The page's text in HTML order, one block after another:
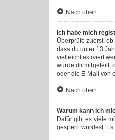
Nach oben
Ich habe mich
Überprüfe zuerst,
dass du unter 13
vielleicht aktiviert
wurde dir mitgeteilt,
oder die E-Mail von
Nach oben
Warum kann ich
Dafür gibt es viele
gesperrt wurdest.